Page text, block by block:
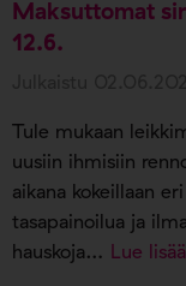
Maksuttomat
12.6.
Tule mukaan
uusiin ihmisiin
aikana kokeillaan
tasapainoilua ja
hauskoja… Lue